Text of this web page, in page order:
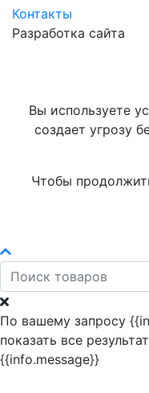
Контакты
Разработка сайта
Вы используете
создает угрозу
Чтобы
По вашему запросу
показать все
{{info.message}}